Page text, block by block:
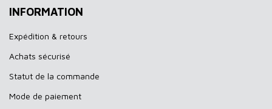
INFORMATION
Expédition & retours
Achats sécurisé
Statut de la commande
Mode de paiement